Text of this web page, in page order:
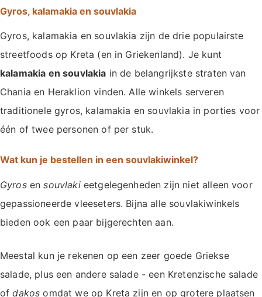
Gyros, kalamakia en souvlakia
Gyros, kalamakia en souvlakia zijn de drie populairste
streetfoods op Kreta (en in Griekenland). Je kunt
kalamakia en souvlakia in de belangrijkste straten van
Chania en Heraklion vinden. Alle winkels serveren
traditionele gyros, kalamakia en souvlakia in porties voor
één of twee personen of per stuk.
Wat kun je bestellen in een souvlakiwinkel?
Gyrosensouvlakieetgelegenheden zijn niet alleen voor
gepassioneerde vleeseters. Bijna alle souvlakiwinkels
bieden ook een paar bijgerechten aan.
Meestal kun je rekenen op een zeer goede Griekse
salade, plus een andere salade - een Kretenzische salade
ofdakos omdat we op Kreta zijn en op grotere plaatsen